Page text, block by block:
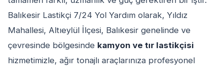
Balıkesir Lastikçi 7/24 Yol Yardım olarak, Yıldız
Mahallesi, Altıeylül İlçesi, Balıkesir genelinde ve
çevresinde bölgesinde kamyon ve tır lastikçisi
hizmetimizle, ağır tonajlı araçlarınıza profesyonel